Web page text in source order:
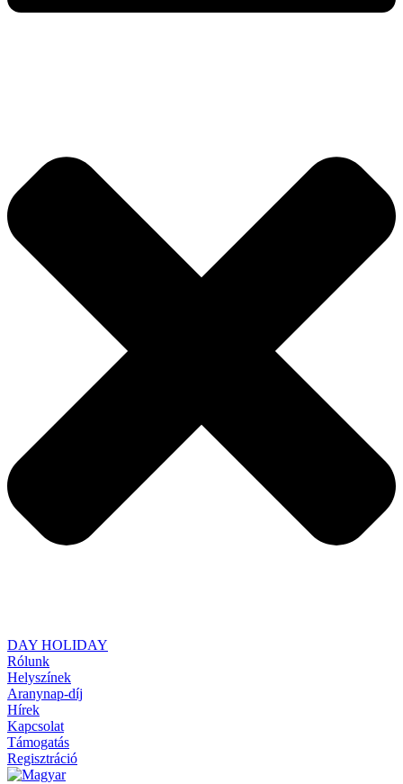
DAY HOLIDAY
Rólunk
Helyszínek
Aranynap-díj
Hírek
Kapcsolat
Támogatás
Regisztráció